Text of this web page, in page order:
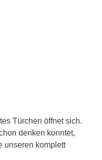
Türchen öffnet sich.
denken konntet,
unseren komplett